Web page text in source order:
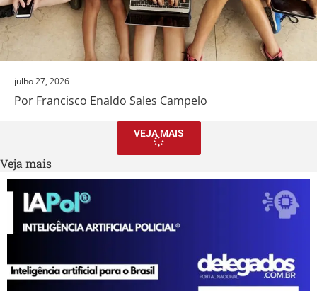
julho 27, 2026
Por Francisco Enaldo Sales Campelo
VEJA MAIS
Veja mais